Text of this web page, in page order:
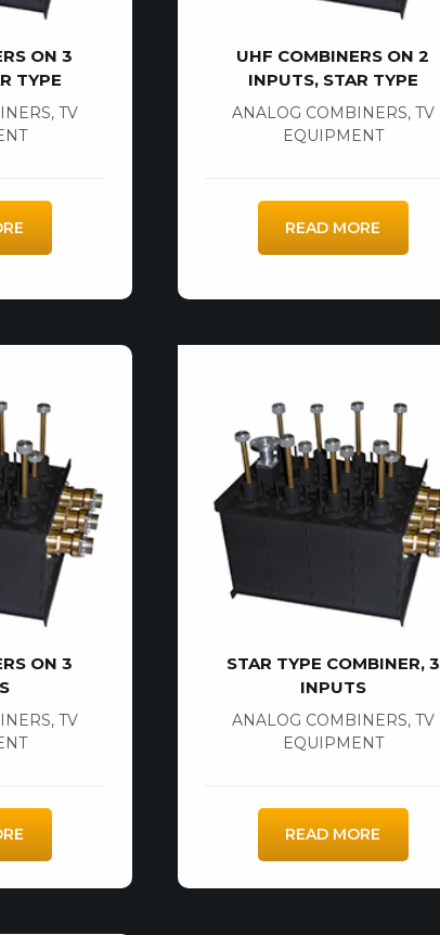
ON 3
TYPE
, TV
UHF COMBINERS ON 2
INPUTS, STAR TYPE
ANALOG COMBINERS, TV
EQUIPMENT
READ MORE
ON 3
, TV
STAR TYPE COMBINER, 3
INPUTS
ANALOG COMBINERS, TV
EQUIPMENT
READ MORE